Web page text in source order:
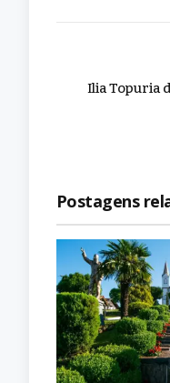
Ilia Topuria
Postagens